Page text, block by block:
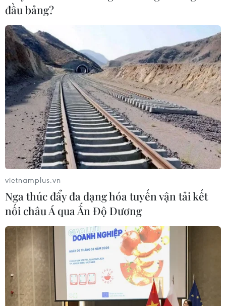
đầu bảng?
vietnamplus.vn
Nga thúc đẩy đa dạng hóa tuyến vận tải kết
nối châu Á qua Ấn Độ Dương